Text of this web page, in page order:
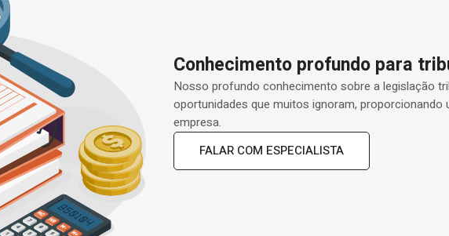
Conhecimento profundo para
Nosso profundo conhecimento sobre a legislação
oportunidades que muitos ignoram,
empresa.
FALAR COM ESPECIALISTA